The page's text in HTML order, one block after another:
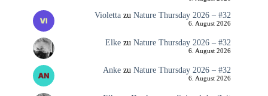
Violettazu Nature Thursday 2026 – #32
6. August 2026
Elkezu Nature Thursday 2026 – #32
6. August 2026
Ankezu Nature Thursday 2026 – #32
6. August 2026